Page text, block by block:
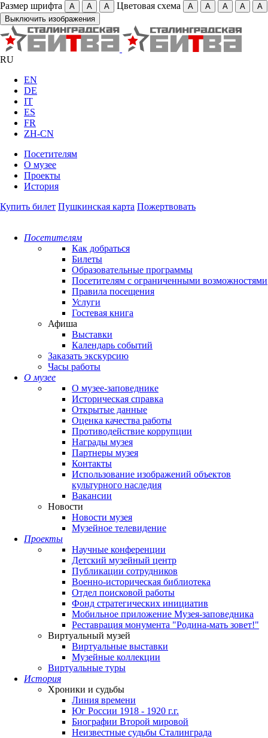
Размер шрифта А А А Цветовая схема А А А А
А
Выключить изображения
RU
EN
DE
IT
ES
FR
ZH-CN
Посетителям
О музее
Проекты
История
Купить билет Пушкинская карта Пожертвовать
Посетителям
Как добраться
Билеты
Образовательные программы
Посетителям с ограниченными возможностями
Правила посещения
Услуги
Гостевая книга
Афиша
Выставки
Календарь событий
Заказать экскурсию
Часы работы
О музее
О музее-заповеднике
Историческая справка
Открытые данные
Оценка качества работы
Противодействие коррупции
Награды музея
Партнеры музея
Контакты
Использование изображений объектов
культурного наследия
Вакансии
Новости
Новости музея
Музейное телевидение
Проекты
Научные конференции
Детский музейный центр
Публикации сотрудников
Военно-историческая библиотека
Отдел поисковой работы
Фонд стратегических инициатив
Мобильное приложение Музея-заповедника
Реставрация монумента "Родина-мать зовет!"
Виртуальный музей
Виртуальные выставки
Музейные коллекции
Виртуальные туры
История
Хроники и судьбы
Линия времени
Юг России 1918 - 1920 г.г.
Биографии Второй мировой
Неизвестные судьбы Сталинграда